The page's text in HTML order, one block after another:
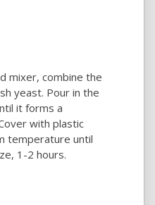
mixer, combine the
yeast. Pour in the
it forms a
with plastic
temperature until
1-2 hours.